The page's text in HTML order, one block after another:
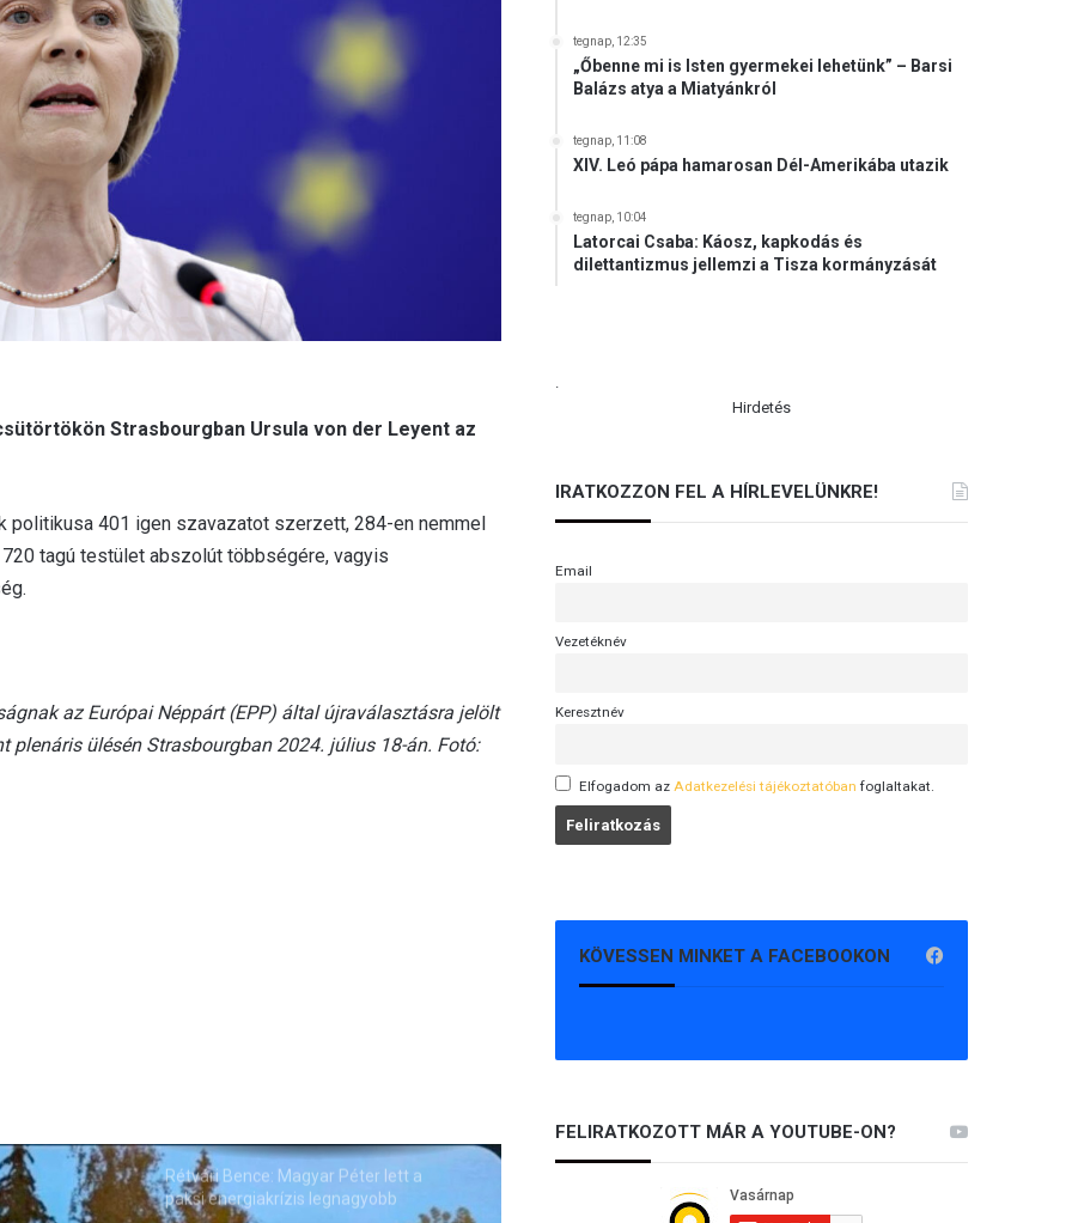
Strasbourgban Ursula von der Leyent az
politikusa 401 igen szavazatot szerzett, 284-en nemmel
tagú testület abszolút többségére, vagyis
az Európai Néppárt (EPP) által újraválasztásra jelölt
plenáris ülésén Strasbourgban 2024. július 18-án. Fotó:
Rétvári Bence: Magyar Péter lett a
paksi energiakrízis legnagyobb
tegnap, 12:35
„Őbenne mi is Isten gyermekei lehetünk” – Barsi
Balázs atya a Miatyánkról
tegnap, 11:08
XIV. Leó pápa hamarosan Dél-Amerikába utazik
tegnap, 10:04
Latorcai Csaba: Káosz, kapkodás és
dilettantizmus jellemzi a Tisza kormányzását
.
Hirdetés
IRATKOZZON FEL A HÍRLEVELÜNKRE!
Email
Vezetéknév
Keresztnév
Elfogadom az Adatkezelési tájékoztatóban foglaltakat.
KÖVESSEN MINKET A FACEBOOKON
FELIRATKOZOTT MÁR A YOUTUBE-ON?